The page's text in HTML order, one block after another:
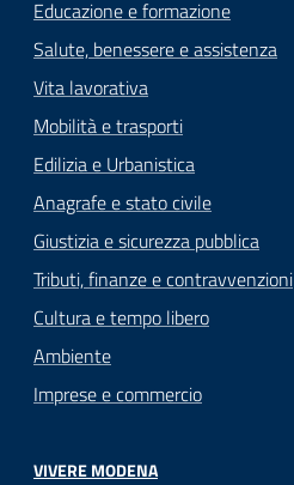
Educazione e formazione
Salute, benessere e assistenza
Vita lavorativa
Mobilità e trasporti
Edilizia e Urbanistica
Anagrafe e stato civile
Giustizia e sicurezza pubblica
Tributi, finanze e contravvenzioni
Cultura e tempo libero
Ambiente
Imprese e commercio
VIVERE MODENA